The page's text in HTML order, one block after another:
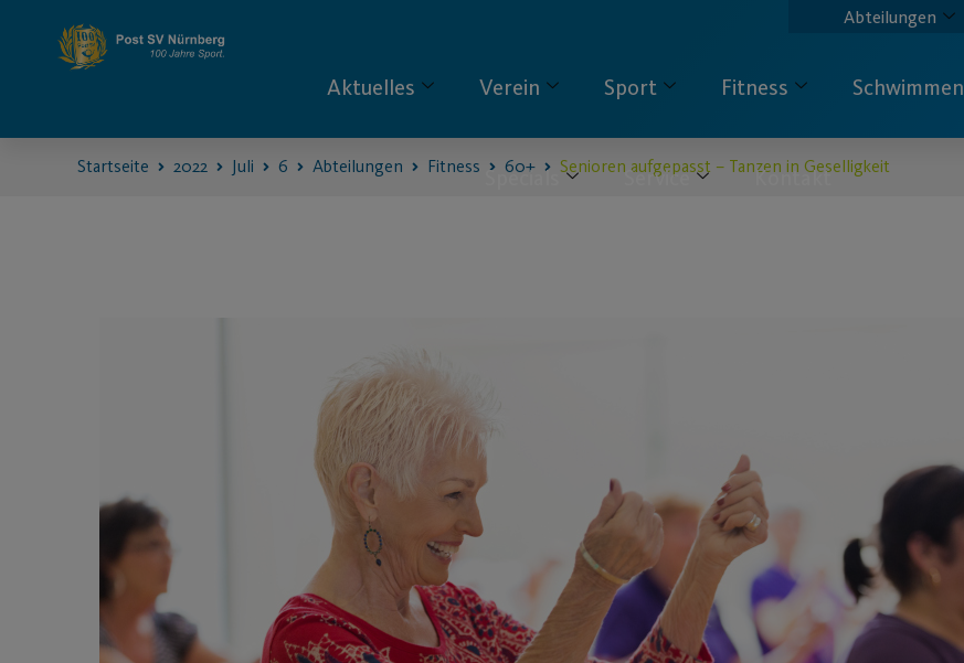
Abteilungen
Aktuelles Verein Sport Fitness Schwimmen
Specials Service Kontakt
Startseite 2022 Juli 6 Abteilungen Fitness 60+ Senioren aufgepasst – Tanzen in Geselligkeit